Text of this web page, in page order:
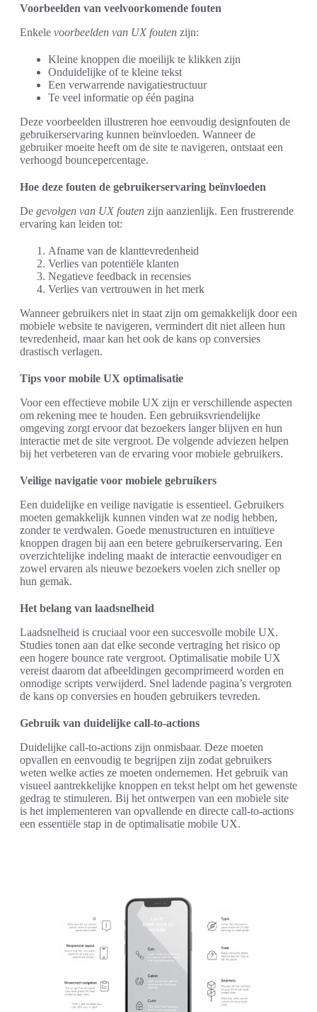
Voorbeelden van veelvoorkomende fouten
Enkele voorbeelden van UX fouten zijn:
Kleine knoppen die moeilijk te klikken zijn
Onduidelijke of te kleine tekst
Een verwarrende navigatiestructuur
Te veel informatie op één pagina
Deze voorbeelden illustreren hoe eenvoudig designfouten de
gebruikerservaring kunnen beïnvloeden. Wanneer de
gebruiker moeite heeft om de site te navigeren, ontstaat een
verhoogd bouncepercentage.
Hoe deze fouten de gebruikerservaring beïnvloeden
De gevolgen van UX fouten zijn aanzienlijk. Een frustrerende
ervaring kan leiden tot:
Afname van de klanttevredenheid
Verlies van potentiële klanten
Negatieve feedback in recensies
Verlies van vertrouwen in het merk
Wanneer gebruikers niet in staat zijn om gemakkelijk door een
mobiele website te navigeren, vermindert dit niet alleen hun
tevredenheid, maar kan het ook de kans op conversies
drastisch verlagen.
Tips voor mobile UX optimalisatie
Voor een effectieve mobile UX zijn er verschillende aspecten
om rekening mee te houden. Een gebruiksvriendelijke
omgeving zorgt ervoor dat bezoekers langer blijven en hun
interactie met de site vergroot. De volgende adviezen helpen
bij het verbeteren van de ervaring voor mobiele gebruikers.
Veilige navigatie voor mobiele gebruikers
Een duidelijke en veilige navigatie is essentieel. Gebruikers
moeten gemakkelijk kunnen vinden wat ze nodig hebben,
zonder te verdwalen. Goede menustructuren en intuïtieve
knoppen dragen bij aan een betere gebruikerservaring. Een
overzichtelijke indeling maakt de interactie eenvoudiger en
zowel ervaren als nieuwe bezoekers voelen zich sneller op
hun gemak.
Het belang van laadsnelheid
Laadsnelheid is cruciaal voor een succesvolle mobile UX.
Studies tonen aan dat elke seconde vertraging het risico op
een hogere bounce rate vergroot. Optimalisatie mobile UX
vereist daarom dat afbeeldingen gecomprimeerd worden en
onnodige scripts verwijderd. Snel ladende pagina’s vergroten
de kans op conversies en houden gebruikers tevreden.
Gebruik van duidelijke call-to-actions
Duidelijke call-to-actions zijn onmisbaar. Deze moeten
opvallen en eenvoudig te begrijpen zijn zodat gebruikers
weten welke acties ze moeten ondernemen. Het gebruik van
visueel aantrekkelijke knoppen en tekst helpt om het gewenste
gedrag te stimuleren. Bij het ontwerpen van een mobiele site
is het implementeren van opvallende en directe call-to-actions
een essentiële stap in de optimalisatie mobile UX.